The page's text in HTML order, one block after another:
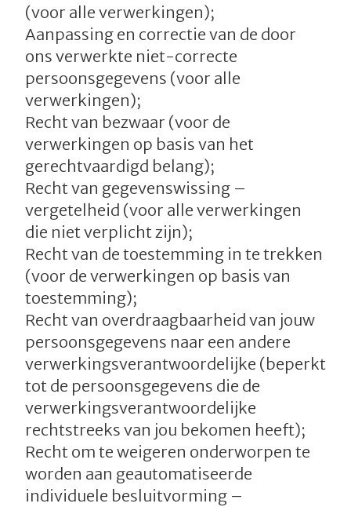
(voor alle verwerkingen);
Aanpassing en correctie van de door
ons verwerkte niet-correcte
persoonsgegevens (voor alle
verwerkingen);
Recht van bezwaar (voor de
verwerkingen op basis van het
gerechtvaardigd belang);
Recht van gegevenswissing –
vergetelheid (voor alle verwerkingen
die niet verplicht zijn);
Recht van de toestemming in te trekken
(voor de verwerkingen op basis van
toestemming);
Recht van overdraagbaarheid van jouw
persoonsgegevens naar een andere
verwerkingsverantwoordelijke (beperkt
tot de persoonsgegevens die de
verwerkingsverantwoordelijke
rechtstreeks van jou bekomen heeft);
Recht om te weigeren onderworpen te
worden aan geautomatiseerde
individuele besluitvorming –